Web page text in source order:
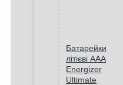
Батарейки
літієві ААA
Energizer
Ultimate